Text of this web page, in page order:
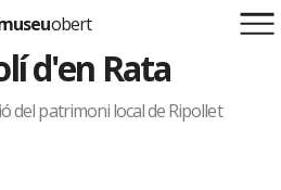
a la iniciativa
obert
d'en Rata
del patrimoni local de Ripollet